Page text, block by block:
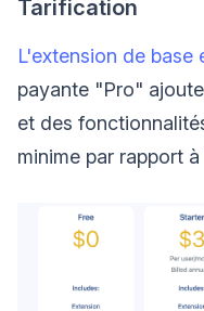
Tarification
L'extension de base
payante "Pro"
et des
minime par rapport